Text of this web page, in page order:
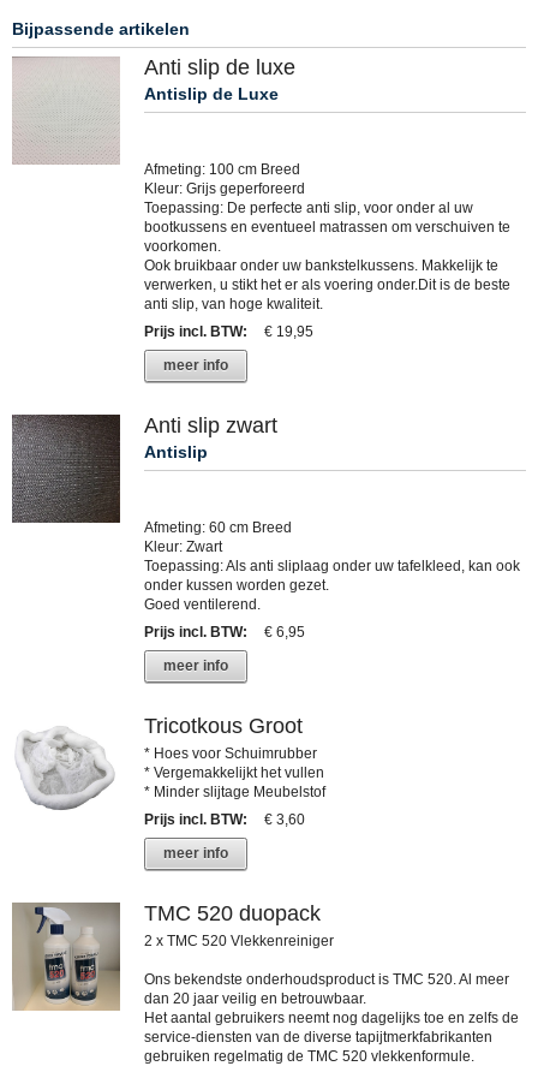
Bijpassende artikelen
Anti slip de luxe
Antislip de Luxe
Afmeting: 100 cm Breed
Kleur: Grijs geperforeerd
Toepassing: De perfecte anti slip, voor onder al uw
bootkussens en eventueel matrassen om verschuiven te
voorkomen.
Ook bruikbaar onder uw bankstelkussens. Makkelijk te
verwerken, u stikt het er als voering onder.Dit is de beste
anti slip, van hoge kwaliteit.
Prijs incl. BTW:
€ 19,95
meer info
Anti slip zwart
Antislip
Afmeting: 60 cm Breed
Kleur: Zwart
Toepassing: Als anti sliplaag onder uw tafelkleed, kan ook
onder kussen worden gezet.
Goed ventilerend.
Prijs incl. BTW:
€ 6,95
meer info
Tricotkous Groot
* Hoes voor Schuimrubber
* Vergemakkelijkt het vullen
* Minder slijtage Meubelstof
Prijs incl. BTW:
€ 3,60
meer info
TMC 520 duopack
2 x TMC 520 Vlekkenreiniger
Ons bekendste onderhoudsproduct is TMC 520. Al meer
dan 20 jaar veilig en betrouwbaar.
Het aantal gebruikers neemt nog dagelijks toe en zelfs de
service-diensten van de diverse tapijtmerkfabrikanten
gebruiken regelmatig de TMC 520 vlekkenformule.